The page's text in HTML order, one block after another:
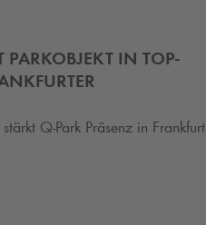
PARKOBJEKT IN TOP-
Q-Park Präsenz in Frankfurt